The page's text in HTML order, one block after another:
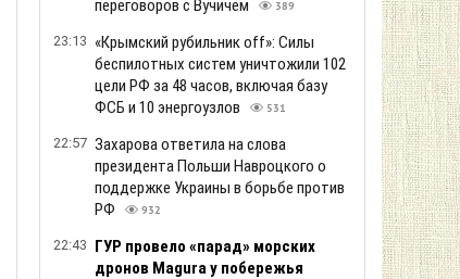
переговоров с Вучичем
389
23:13 «Крымский рубильник off»: Силы
беспилотных систем уничтожили 102
цели РФ за 48 часов, включая базу
ФСБ и 10 энергоузлов
531
22:57 Захарова ответила на слова
президента Польши Навроцкого о
поддержке Украины в борьбе против
РФ
932
22:43 ГУР провело «парад» морских
дронов Magura у побережья